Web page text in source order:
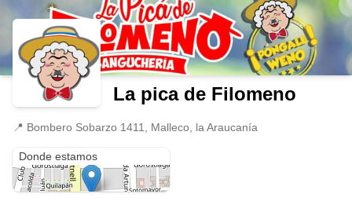
La pica de Filomeno
📍 Bombero Sobarzo 1411, Malleco, la Araucanía
Donde estamos